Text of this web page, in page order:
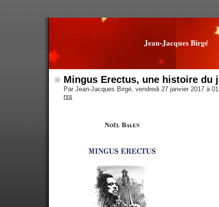
Jean-Jacques Birgé
Mingus Erectus, une histoire du
Par Jean-Jacques Birgé, vendredi 27 janvier 2017 à
rss